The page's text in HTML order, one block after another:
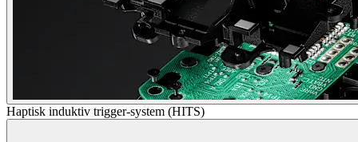
Haptisk induktiv trigger-system (HITS)